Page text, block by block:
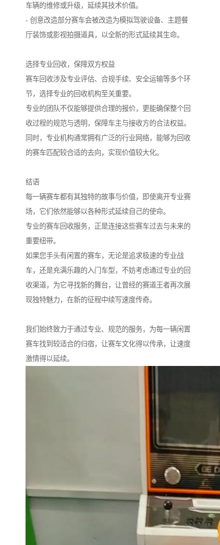
车辆的维修或升级，延续其技术价值。
- 创意改造部分赛车会被改造为模拟驾驶设备、主题餐
厅装饰或影视拍摄道具，以全新的形式延续其生命。
选择专业回收，保障双方权益
赛车回收涉及专业评估、合规手续、安全运输等多个环
节，选择专业的回收机构至关重要。
专业的团队不仅能够提供合理的报价，更能确保整个回
收过程的规范与透明，保障车主与接收方的合法权益。
同时，专业机构通常拥有广泛的行业网络，能够为回收
的赛车匹配较合适的去向，实现价值较大化。
结语
每一辆赛车都有其独特的故事与价值，即使离开专业赛
场，它们依然能够以各种形式延续自己的使命。
专业的赛车回收服务，正是连接这些赛车过去与未来的
重要纽带。
如果您手头有闲置的赛车，无论是追求极速的专业战
车，还是充满乐趣的入门车型，不妨考虑通过专业的回
收渠道，为它寻找新的舞台，让曾经的赛道王者再次展
现独特魅力，在新的征程中续写速度传奇。
我们始终致力于通过专业、规范的服务，为每一辆闲置
赛车找到较适合的归宿，让赛车文化得以传承，让速度
激情得以延续。